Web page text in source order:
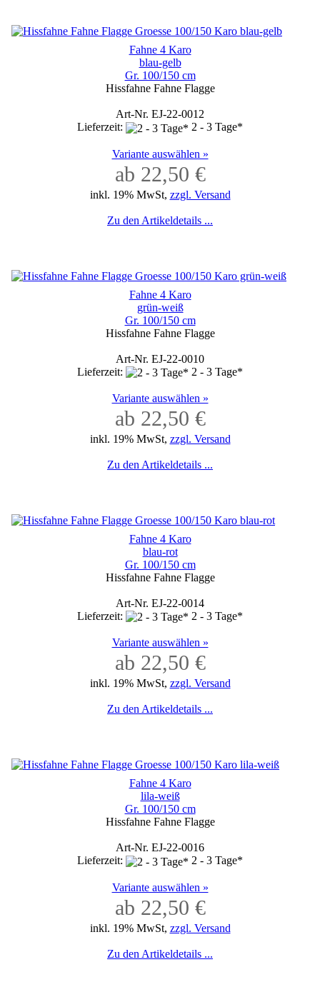
Fahne 4 Karo
blau-gelb
Gr. 100/150 cm
Hissfahne Fahne Flagge
Art-Nr. EJ-22-0012
Lieferzeit:
2 - 3 Tage*
Variante auswählen »
ab 22,50 €
inkl. 19% MwSt, zzgl. Versand
Zu den Artikeldetails ...
Fahne 4 Karo
grün-weiß
Gr. 100/150 cm
Hissfahne Fahne Flagge
Art-Nr. EJ-22-0010
Lieferzeit:
2 - 3 Tage*
Variante auswählen »
ab 22,50 €
inkl. 19% MwSt, zzgl. Versand
Zu den Artikeldetails ...
Fahne 4 Karo
blau-rot
Gr. 100/150 cm
Hissfahne Fahne Flagge
Art-Nr. EJ-22-0014
Lieferzeit:
2 - 3 Tage*
Variante auswählen »
ab 22,50 €
inkl. 19% MwSt, zzgl. Versand
Zu den Artikeldetails ...
Fahne 4 Karo
lila-weiß
Gr. 100/150 cm
Hissfahne Fahne Flagge
Art-Nr. EJ-22-0016
Lieferzeit:
2 - 3 Tage*
Variante auswählen »
ab 22,50 €
inkl. 19% MwSt, zzgl. Versand
Zu den Artikeldetails ...